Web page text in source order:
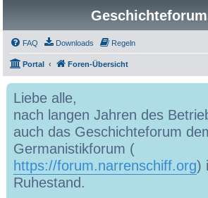
FAQ Downloads Regeln
Portal Foren-Übersicht
Liebe alle,
nach langen Jahren des
auch das Geschichteforum
Germanistikforum (
https://forum.narrenschiff.org)
Ruhestand.